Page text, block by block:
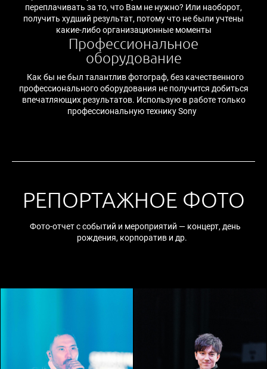
переплачивать за то, что Вам не нужно? Или наоборот,
получить худший результат, потому что не были учтены
какие-либо организационные моменты
Профессиональное
оборудование
Как бы не был талантлив фотограф, без качественного
профессионального оборудования не получится добиться
впечатляющих результатов. Использую в работе только
профессиональную технику Sony
РЕПОРТАЖНОЕ ФОТО
Фото-отчет с событий и мероприятий — концерт, день
рождения, корпоратив и др.